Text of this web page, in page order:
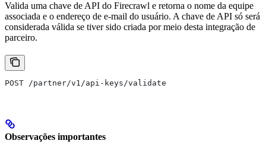
Valida uma chave de API do Firecrawl e retorna o nome da equipe
associada e o endereço de e-mail do usuário. A chave de API só será
considerada válida se tiver sido criada por meio desta integração de
parceiro.
POST /partner/v1/api-keys/validate
Observações importantes